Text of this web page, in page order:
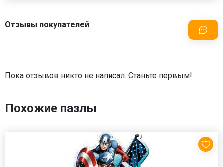
Отзывы покупателей
Пока отзывов никто не написал. Станьте первым!
Похожие пазлы